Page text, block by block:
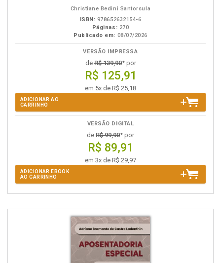
Christiane Bedini Santorsula
ISBN: 978652632154-6
Páginas: 270
Publicado em: 08/07/2026
VERSÃO IMPRESSA
deR$ 139,90* por
R$ 125,91
em 5x de R$ 25,18
ADICIONAR AO
CARRINHO
VERSÃO DIGITAL
de R$ 99,90* por
R$ 89,91
em 3x de R$ 29,97
ADICIONAR EBOOK
AO CARRINHO